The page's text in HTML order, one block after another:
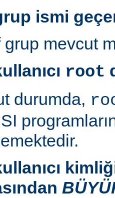
ismi
grup mevcut
root
durumda,